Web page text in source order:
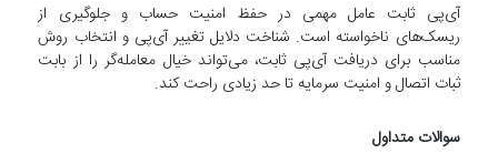
آی‌پی ثابت عامل مهمی در حفظ امنیت حساب و جلوگیری از
ریسک‌های ناخواسته است. شناخت دلایل تغییر آی‌پی و انتخاب روش
مناسب برای دریافت آی‌پی ثابت، می‌تواند خیال معامله‌گر را از بابت
ثبات اتصال و امنیت سرمایه تا حد زیادی راحت کند.
سوالات متداول